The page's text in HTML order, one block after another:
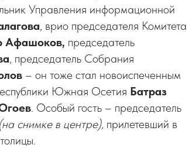
Управления информационной
, врио председателя Комитета
Афашоков, председатель
, председатель Собрания
– он тоже стал новоиспеченным
Южная Осетия Батраз
. Особый гость – председатель
(на снимке в центре), прилетевший в